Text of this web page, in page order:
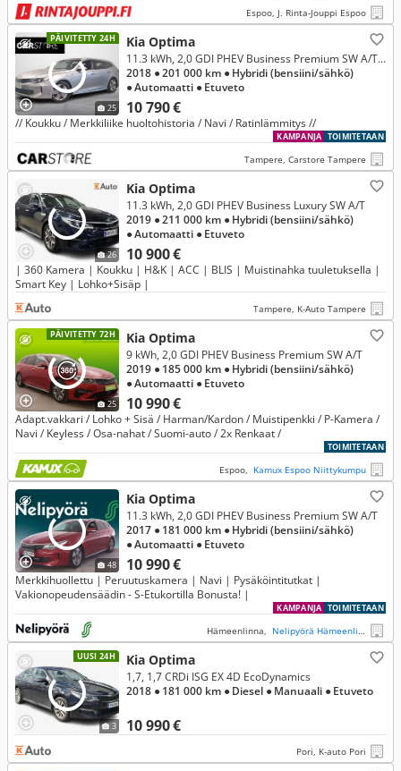
Espoo, J. Rinta-Jouppi Espoo
PÄIVITETTY 24H
25
Kia Optima
10 790 €
11.3 kWh, 2,0 GDI PHEV Business Premium SW A/T *** Rahoitustarjous 3.99% (+kulut)
2018 ● 201 000 km ● Hybridi (bensiini/sähkö)
● Automaatti ● Etuveto
// Koukku / Merkkiliike huoltohistoria / Navi / Ratinlämmitys //
TOIMITETAAN
KAMPANJA
Tampere, Carstore Tampere
26
Kia Optima
10 900 €
11.3 kWh, 2,0 GDI PHEV Business Luxury SW A/T
2019 ● 211 000 km ● Hybridi (bensiini/sähkö)
● Automaatti ● Etuveto
| 360 Kamera | Koukku | H&K | ACC | BLIS | Muistinahka tuuletuksella |
Smart Key | Lohko+Sisäp |
Tampere, K-Auto Tampere
PÄIVITETTY 72H
25
Kia Optima
10 990 €
9 kWh, 2,0 GDI PHEV Business Premium SW A/T
2019 ● 185 000 km ● Hybridi (bensiini/sähkö)
● Automaatti ● Etuveto
Adapt.vakkari / Lohko + Sisä / Harman/Kardon / Muistipenkki / P-Kamera /
Navi / Keyless / Osa-nahat / Suomi-auto / 2x Renkaat /
TOIMITETAAN
Espoo, Kamux Espoo Niittykumpu
48
Kia Optima
10 990 €
11.3 kWh, 2,0 GDI PHEV Business Premium SW A/T
2017 ● 181 000 km ● Hybridi (bensiini/sähkö)
● Automaatti ● Etuveto
Merkkihuollettu | Peruutuskamera | Navi | Pysäköintitutkat |
Vakionopeudensäädin - S-Etukortilla Bonusta! |
TOIMITETAAN
KAMPANJA
Hämeenlinna, Nelipyörä Hämeenlinna
UUSI 24H
3
Kia Optima
10 990 €
1,7, 1,7 CRDi ISG EX 4D EcoDynamics
2018 ● 181 000 km ● Diesel ● Manuaali ● Etuveto
Pori, K-auto Pori